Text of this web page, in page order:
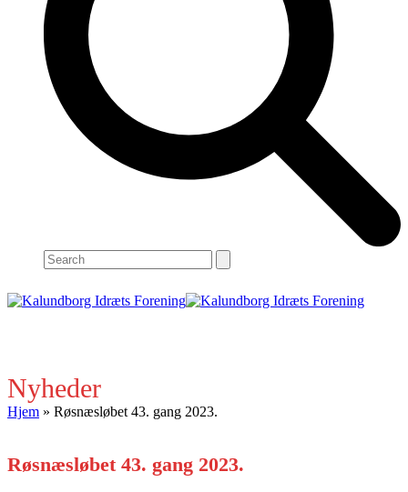
Search
Nyheder
Hjem » Røsnæsløbet 43. gang 2023.
Røsnæsløbet 43. gang 2023.